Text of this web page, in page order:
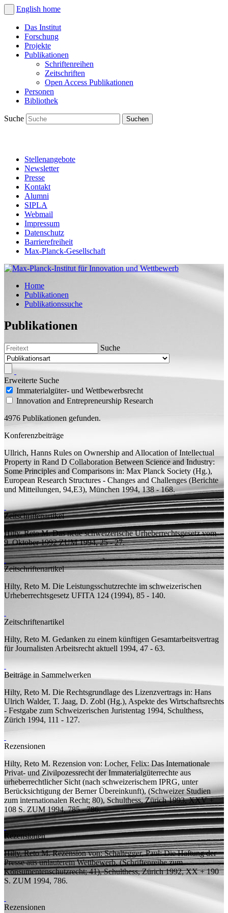
English home
Das Institut
Forschung
Projekte
Publikationen
Schriftenreihen
Zeitschriften
Open Access Publikationen
Personen
Bibliothek
Suche
Stellenangebote
Newsletter
Presse
Kontakt
Alumni
SIPLA
Webmail
Impressum
Datenschutz
Barrierefreiheit
Max-Planck-Gesellschaft
Home
Publikationen
Publikationssuche
Publikationen
Suche
Erweiterte Suche
Immaterialgüter- und Wettbewerbsrecht
Innovation and Entrepreneurship Research
4976 Publikationen gefunden.
Konferenzbeiträge
Ullrich, Hanns Rules on Ownership and Allocation of Intellectual
Property in Rand D Collaboration Between Science and Industry:
Some Principles and Comparisons in: Max Planck Society (Hg.),
European Research Structures - Changes and Challenges (Berichte
und Mitteilungen, 94,E3), München 1994, 138 - 168.
Zeitschriftenartikel
Hilty, Reto M. Das neue schweizerische Urheberrechtsgesetz vom
9. Oktober 1992ZUM 1994, 25 - 27.
Zeitschriftenartikel
Hilty, Reto M. Die Leistungsschutzrechte im schweizerischen
Urheberrechtsgesetz UFITA 124 (1994), 85 - 140.
Zeitschriftenartikel
Hilty, Reto M. Gedanken zu einem künftigen Gesamtarbeitsvertrag
für Journalisten Arbeitsrecht aktuell 1994, 47 - 63.
Beiträge in Sammelwerken
Hilty, Reto M. Die Rechtsgrundlage des Lizenzvertrags in: Hans
Ulrich Walder, T. Jaag, D. Zobl (Hg.), Aspekte des Wirtschaftsrechts
- Festgabe zum Schweizerischen Juristentag 1994, Schulthess,
Zürich 1994, 111 - 127.
Rezensionen
Hilty, Reto M. Rezension von: Locher, Felix: Das Internationale
Privat- und Zivilpozessrecht der Immaterialgüterrechte aus
urheberrechtlicher Sicht (nach schweizerischem IPRG, unter
Berücksichtigung der Berner Übereinkunft), (Schweizer Studien
zum internationalen Recht; 80), Schulthess, Zürich 1993, XXV +
108 S.ZUM 1994, 785 - 786.
Rezensionen
Hilty, Reto M. Rezension von:Schaltegger, Paul: Die Haftung der
Presse aus unlauterem Wettbewerb. (Schriftenreihe zum
Konsumentenschutzrecht; 41), Schulthess, Zürich 1992, XX + 190
S. ZUM 1994, 786.
Rezensionen